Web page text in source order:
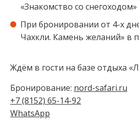
«Знакомство со
При бронировании от 4-х
Чахкли. Камень желаний» в
Ждём в гости на базе отдыха
Бронирование: nord-safari.ru
+7 (8152) 65-14-92
WhatsApp